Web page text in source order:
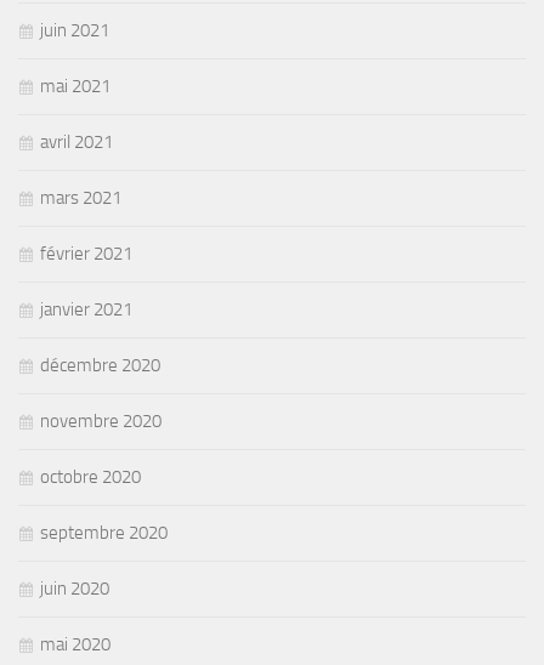
juin 2021
mai 2021
avril 2021
mars 2021
février 2021
janvier 2021
décembre 2020
novembre 2020
octobre 2020
septembre 2020
juin 2020
mai 2020